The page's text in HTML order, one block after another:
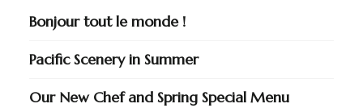
Bonjour tout le monde !
Pacific Scenery in Summer
Our New Chef and Spring Special Menu